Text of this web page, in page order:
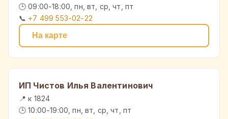
🕒 09:00-18:00, пн, вт, ср, чт, пт
📞 +7 499 553-02-22
На карте
ИП Чистов Илья Валентинович
📍 к 1824
🕒 10:00-19:00, пн, вт, ср, чт, пт